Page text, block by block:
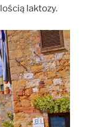
laktozy.